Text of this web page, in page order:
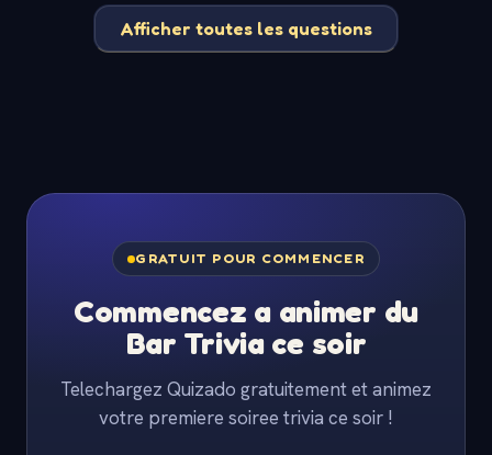
Afficher toutes les questions
GRATUIT POUR COMMENCER
Commencez a animer du
Bar Trivia ce soir
Telechargez Quizado gratuitement et animez
votre premiere soiree trivia ce soir !